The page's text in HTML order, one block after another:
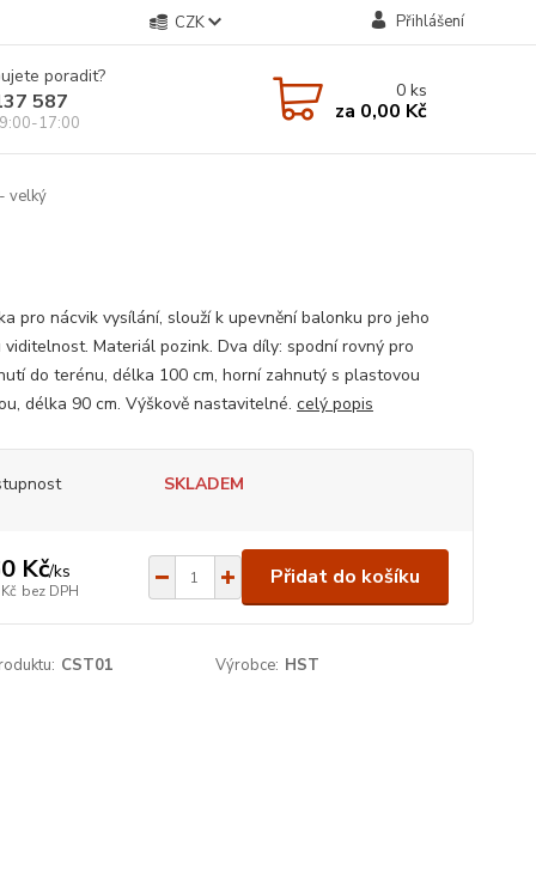
CZK Přihlášení
poradit?
587
17:00
0ks
za 0,00 Kč
velký
pro nácvik vysílání, slouží k upevnění balonku pro jeho
viditelnost. Materiál pozink. Dva díly: spodní rovný pro
do terénu, délka 100 cm, horní zahnutý s plastovou
délka 90 cm. Výškově nastavitelné. celý popis
SKLADEM
Kč/ks
bez DPH
Přidat do košíku
CST01 Výrobce: HST